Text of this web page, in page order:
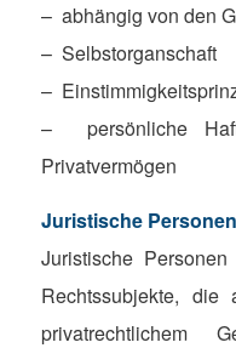
– abhängig von den
– Selbstorganschaft
–
– persönliche
Privatvermögen
Juristische
Juristische
Rechtssubjekte, die
privatrechtlichem